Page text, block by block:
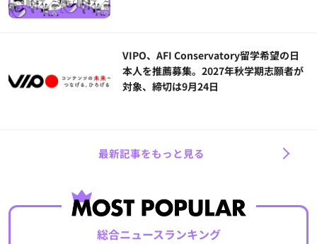
VIPO、AFI Conservatory留学希望の日
本人を推薦募集。2027年秋学期志願者が
対象、締切は9月24日
最新記事をもっと見る
総合ニュースランキング